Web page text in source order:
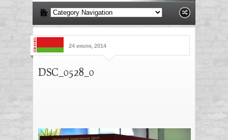
24 июля, 2014
DSC_0528_0